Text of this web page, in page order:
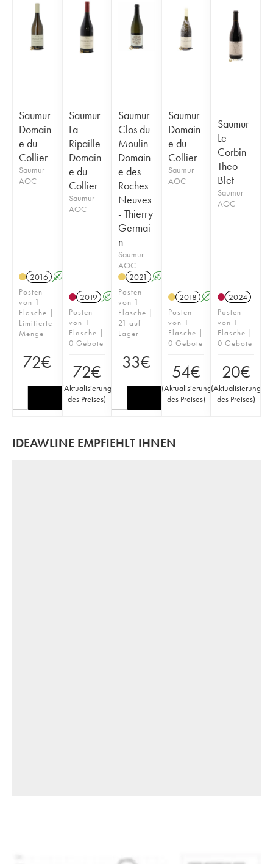
Saumur
Domain
e du
Collier
Saumur
AOC
2016 A
Posten
von 1
Flasche |
Limitierte
Menge
72€
Saumur
La
Ripaille
Domain
e du
Collier
Saumur
AOC
2019 A
Posten
von 1
Flasche |
0 Gebote
72€
(Aktualisierung
des Preises)
Saumur
Clos du
Moulin
Domain
e des
Roches
Neuves
- Thierry
Germai
n
Saumur
AOC
2021
A
Posten
von 1
Flasche |
21 auf
Lager
33€
Saumur
Domain
e du
Collier
Saumur
AOC
2018 A
Posten
von 1
Flasche |
0 Gebote
54€
(Aktualisierung
des Preises)
Saumur
Le
Corbin
Theo
Blet
Saumur
AOC
2024
Posten
von 1
Flasche |
0 Gebote
20€
(Aktualisierung
des Preises)
IDEAWLINE EMPFIEHLT IHNEN